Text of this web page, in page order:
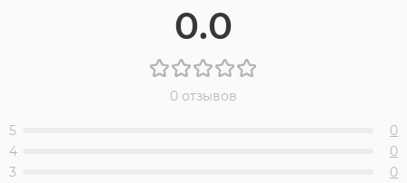
0.0
0 отзывов
5
0
4
0
3
0